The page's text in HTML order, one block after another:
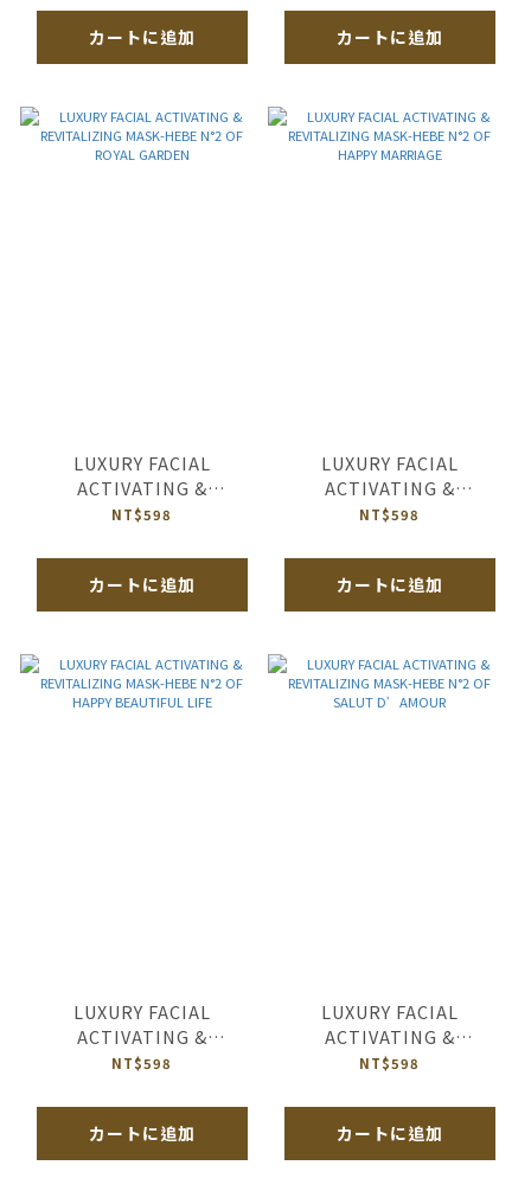
LONDON
カートに追加
TEATIME
カートに追加
LUXURY FACIAL
ACTIVATING &
REVITALIZING MASK-
GARDEN
NT$598
カートに追加
LUXURY FACIAL
ACTIVATING &
REVITALIZING MASK-
MARRIAGE
NT$598
カートに追加
LUXURY FACIAL
ACTIVATING &
REVITALIZING MASK-
BEAUTIFUL LIFE
NT$598
カートに追加
LUXURY FACIAL
ACTIVATING &
REVITALIZING MASK-
D’AMOUR
NT$598
カートに追加